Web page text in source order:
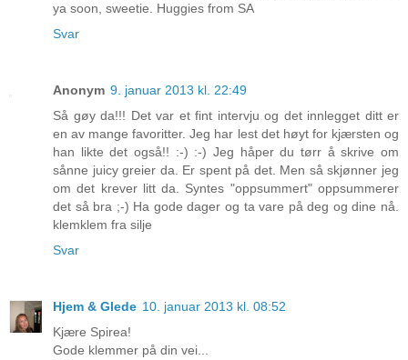
ya soon, sweetie. Huggies from SA
Svar
Anonym 9. januar 2013 kl. 22:49
Så gøy da!!! Det var et fint intervju og det innlegget ditt er
en av mange favoritter. Jeg har lest det høyt for kjærsten og
han likte det også!! :-) :-) Jeg håper du tørr å skrive om
sånne juicy greier da. Er spent på det. Men så skjønner jeg
om det krever litt da. Syntes "oppsummert" oppsummerer
det så bra ;-) Ha gode dager og ta vare på deg og dine nå.
klemklem fra silje
Svar
Hjem & Glede 10. januar 2013 kl. 08:52
Kjære Spirea!
Gode klemmer på din vei...